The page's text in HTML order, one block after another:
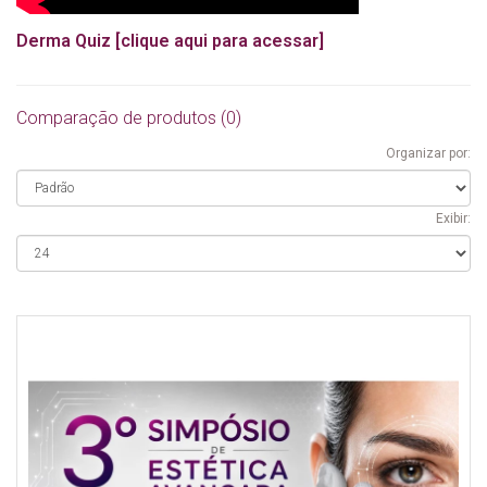
Derma Quiz [clique aqui para acessar]
Comparação de produtos (0)
Organizar por:
Exibir: